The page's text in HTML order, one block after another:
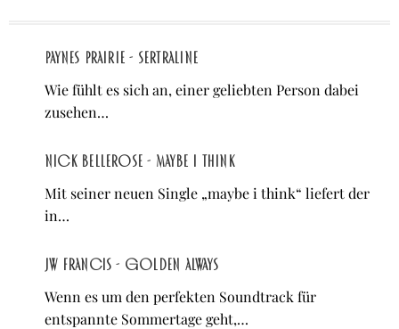
Paynes Prairie - Sertraline
Wie fühlt es sich an, einer geliebten Person dabei
zusehen…
Nick Bellerose - maybe i think
Mit seiner neuen Single „maybe i think“ liefert der
in…
JW Francis - Golden Always
Wenn es um den perfekten Soundtrack für
entspannte Sommertage geht,…